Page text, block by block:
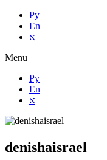
Ру
En
א
Menu
Ру
En
א
denishaisrael